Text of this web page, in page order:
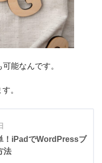
能なんです。
。
！iPadでWordPressブ
法